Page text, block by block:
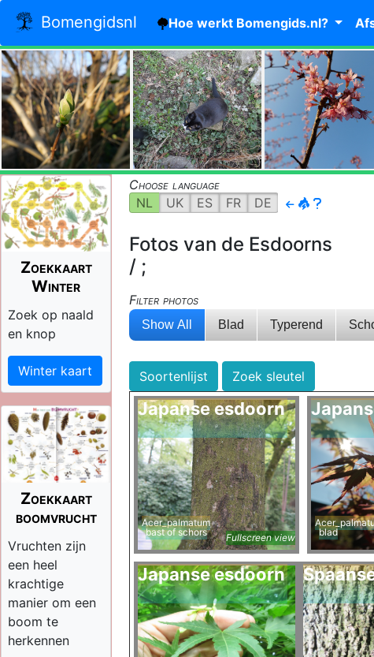
Bomengidsnl Hoe werkt Bomengids.nl?
Zoekkaart
Winter
Zoek op naald
en knop
Winter kaart
Zoekkaart
boomvrucht
Vruchten zijn
een heel
krachtige
manier om een
boom te
herkennen
Choose language
NL
UK ES FR DE
Fotos van de Esdoorns
/ ;
Filter photos
Show All Blad Typerend
Soortenlijst Zoek sleutel
Japanse esdoorn
Acer_palmatum
bast of schors
Fullscreen view
blad
Japanse esdoorn